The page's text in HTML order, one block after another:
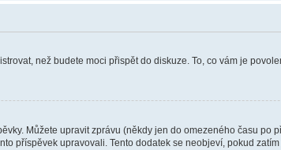
než budete moci přispět do diskuze. To, co vám je
Můžete upravit zprávu (někdy jen do omezeného času po
příspěvek upravovali. Tento dodatek se neobjeví, pokud